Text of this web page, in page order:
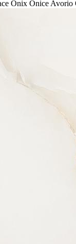
Onix Onice Avorio